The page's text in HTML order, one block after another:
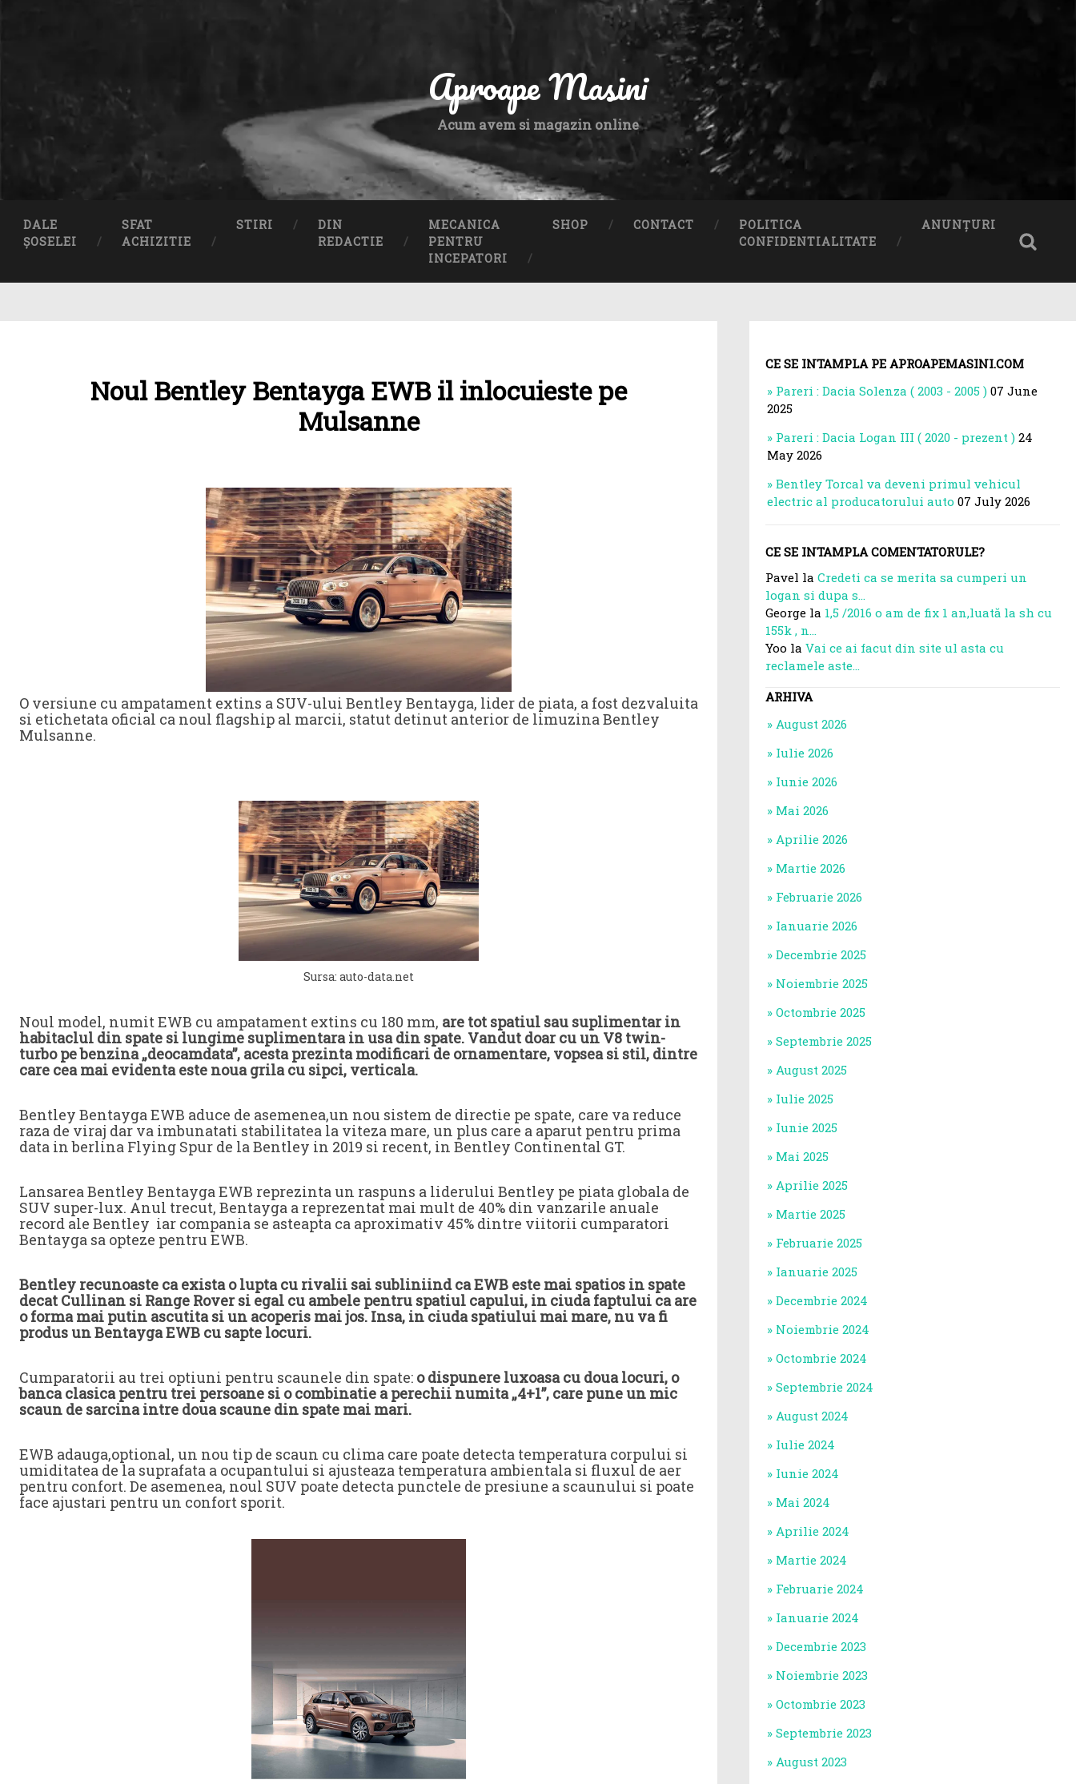
Aproape Masini
Acum avem si magazin online
DALE
ȘOSELEI
SFAT
ACHIZITIE
STIRI
DIN
REDACTIE
MECANICA
PENTRU
INCEPATORI
SHOP CONTACT
POLITICA
CONFIDENTIALITATE
ANUNȚURI
Noul Bentley Bentayga EWB il inlocuieste pe
Mulsanne
O versiune cu ampatament extins a SUV-ului Bentley Bentayga, lider de piata, a fost dezvaluita
si etichetata oficial ca noul flagship al marcii, statut detinut anterior de limuzina Bentley
Mulsanne.
Sursa: auto-data.net
Noul model, numit EWB cu ampatament extins cu 180 mm, are tot spatiul sau suplimentar in
habitaclul din spate si lungime suplimentara in usa din spate. Vandut doar cu un V8 twin-
turbo pe benzina „deocamdata”, acesta prezinta modificari de ornamentare, vopsea si stil, dintre
care cea mai evidenta este noua grila cu sipci, verticala.
Bentley Bentayga EWB aduce de asemenea,un nou sistem de directie pe spate, care va reduce
raza de viraj dar va imbunatati stabilitatea la viteza mare, un plus care a aparut pentru prima
data in berlina Flying Spur de la Bentley in 2019 si recent, in Bentley Continental GT.
Lansarea Bentley Bentayga EWB reprezinta un raspuns a liderului Bentley pe piata globala de
SUV super-lux. Anul trecut, Bentayga a reprezentat mai mult de 40% din vanzarile anuale
record ale Bentley iar compania se asteapta ca aproximativ 45% dintre viitorii cumparatori
Bentayga sa opteze pentru EWB.
Bentley recunoaste ca exista o lupta cu rivalii sai subliniind ca EWB este mai spatios in spate
decat Cullinan si Range Rover si egal cu ambele pentru spatiul capului, in ciuda faptului ca are
o forma mai putin ascutita si un acoperis mai jos. Insa, in ciuda spatiului mai mare, nu va fi
produs un Bentayga EWB cu sapte locuri.
Cumparatorii au trei optiuni pentru scaunele din spate: o dispunere luxoasa cu doua locuri, o
banca clasica pentru trei persoane si o combinatie a perechii numita „4+1”, care pune un mic
scaun de sarcina intre doua scaune din spate mai mari.
EWB adauga,optional, un nou tip de scaun cu clima care poate detecta temperatura corpului si
umiditatea de la suprafata a ocupantului si ajusteaza temperatura ambientala si fluxul de aer
pentru confort. De asemenea, noul SUV poate detecta punctele de presiune a scaunului si poate
face ajustari pentru un confort sporit.
CE SE INTAMPLA PE APROAPEMASINI.COM
Pareri : Dacia Solenza ( 2003 - 2005 ) 07 June
2025
Pareri : Dacia Logan III ( 2020 - prezent ) 24
May 2026
Bentley Torcal va deveni primul vehicul
electric al producatorului auto 07 July 2026
CE SE INTAMPLA COMENTATORULE?
Pavel la Credeti ca se merita sa cumperi un
logan si dupa s...
George la 1,5 /2016 o am de fix 1 an,luată la sh cu
155k , n...
Yoo la Vai ce ai facut din site ul asta cu
reclamele aste...
ARHIVA
August 2026
Iulie 2026
Iunie 2026
Mai 2026
Aprilie 2026
Martie 2026
Februarie 2026
Ianuarie 2026
Decembrie 2025
Noiembrie 2025
Octombrie 2025
Septembrie 2025
August 2025
Iulie 2025
Iunie 2025
Mai 2025
Aprilie 2025
Martie 2025
Februarie 2025
Ianuarie 2025
Decembrie 2024
Noiembrie 2024
Octombrie 2024
Septembrie 2024
August 2024
Iulie 2024
Iunie 2024
Mai 2024
Aprilie 2024
Martie 2024
Februarie 2024
Ianuarie 2024
Decembrie 2023
Noiembrie 2023
Octombrie 2023
Septembrie 2023
August 2023